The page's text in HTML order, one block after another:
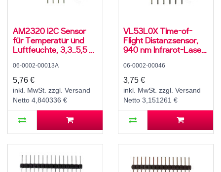
AM2320 I2C Sensor
für Temperatur und
Luftfeuchte, 3,3..5,5 V,
-40..80 ± 1 °C
06-0002-00013A
5,76 €
inkl. MwSt. zzgl. Versand
Netto 4,840336 €
VL53L0X Time-of-
Flight Distanzsensor,
940 nm Infrarot-Laser,
±3..12 %
06-0002-00046
3,75 €
inkl. MwSt. zzgl. Versand
Netto 3,151261 €